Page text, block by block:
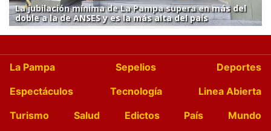
La jubilación mínima de La Pampa supera en más del
doble a la de ANSES y es la más alta del país
La Pampa Sepelios
Deportes
Espectáculos
Tecnología
Linea Abierta
Turismo
Salud Edictos País
Mundo